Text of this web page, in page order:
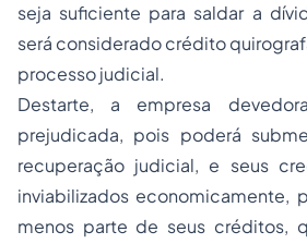
seja suficiente para saldar a
será considerado crédito
processo judicial.
Destarte, a empresa
prejudicada, pois poderá
recuperação judicial, e seus
inviabilizados economicamente,
menos parte de seus créditos,